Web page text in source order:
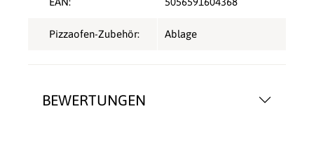
BEWERTUNGEN
Pizzaofen-Zubehör: Ablage